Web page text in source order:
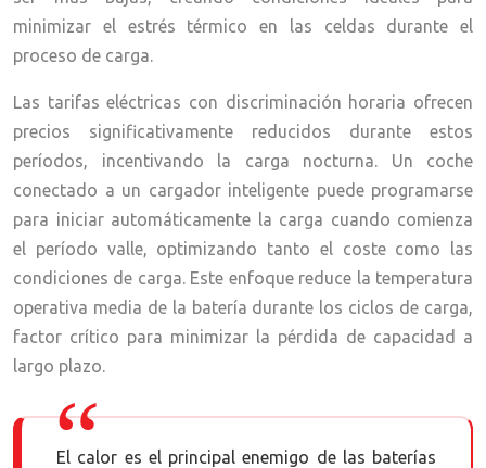
minimizar el estrés térmico en las celdas durante el
proceso de carga.
Las tarifas eléctricas con discriminación horaria ofrecen
precios significativamente reducidos durante estos
períodos, incentivando la carga nocturna. Un coche
conectado a un cargador inteligente puede programarse
para iniciar automáticamente la carga cuando comienza
el período valle, optimizando tanto el coste como las
condiciones de carga. Este enfoque reduce la temperatura
operativa media de la batería durante los ciclos de carga,
factor crítico para minimizar la pérdida de capacidad a
largo plazo.
El calor es el principal enemigo de las baterías